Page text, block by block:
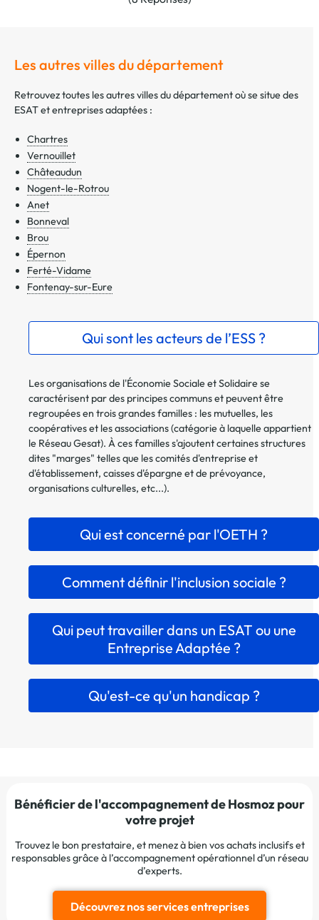
Les autres villes du département
Retrouvez toutes les autres villes du département où se situe des
ESAT et entreprises adaptées :
Chartres
Vernouillet
Châteaudun
Nogent-le-Rotrou
Anet
Bonneval
Brou
Épernon
Ferté-Vidame
Fontenay-sur-Eure
Qui sont les acteurs de l’ESS ?
Les organisations de l'Économie Sociale et Solidaire se
caractérisent par des principes communs et peuvent être
regroupées en trois grandes familles : les mutuelles, les
coopératives et les associations (catégorie à laquelle appartient
le Réseau Gesat). À ces familles s'ajoutent certaines structures
dites "marges" telles que les comités d'entreprise et
d'établissement, caisses d'épargne et de prévoyance,
organisations culturelles, etc...).
Qui est concerné par l'OETH ?
Comment définir l'inclusion sociale ?
Qui peut travailler dans un ESAT ou une
Entreprise Adaptée ?
Qu'est-ce qu'un handicap ?
Bénéficier de l'accompagnement de Hosmoz pour
votre projet
Trouvez le bon prestataire, et menez à bien vos achats inclusifs et
responsables grâce à l’accompagnement opérationnel d’un réseau
d’experts.
Découvrez nos services entreprises